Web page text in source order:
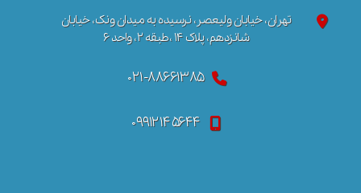
تهران، خیابان ولیعصر، نرسیده به میدان ونک، خیابان
شانزدهم، پلاک ۱۴ ،طبقه ۲، واحد ۶
۰۲۱-۸۸۶۶۱۳۸۵
۰۹۹۱۲۱۴۵۶۴۴